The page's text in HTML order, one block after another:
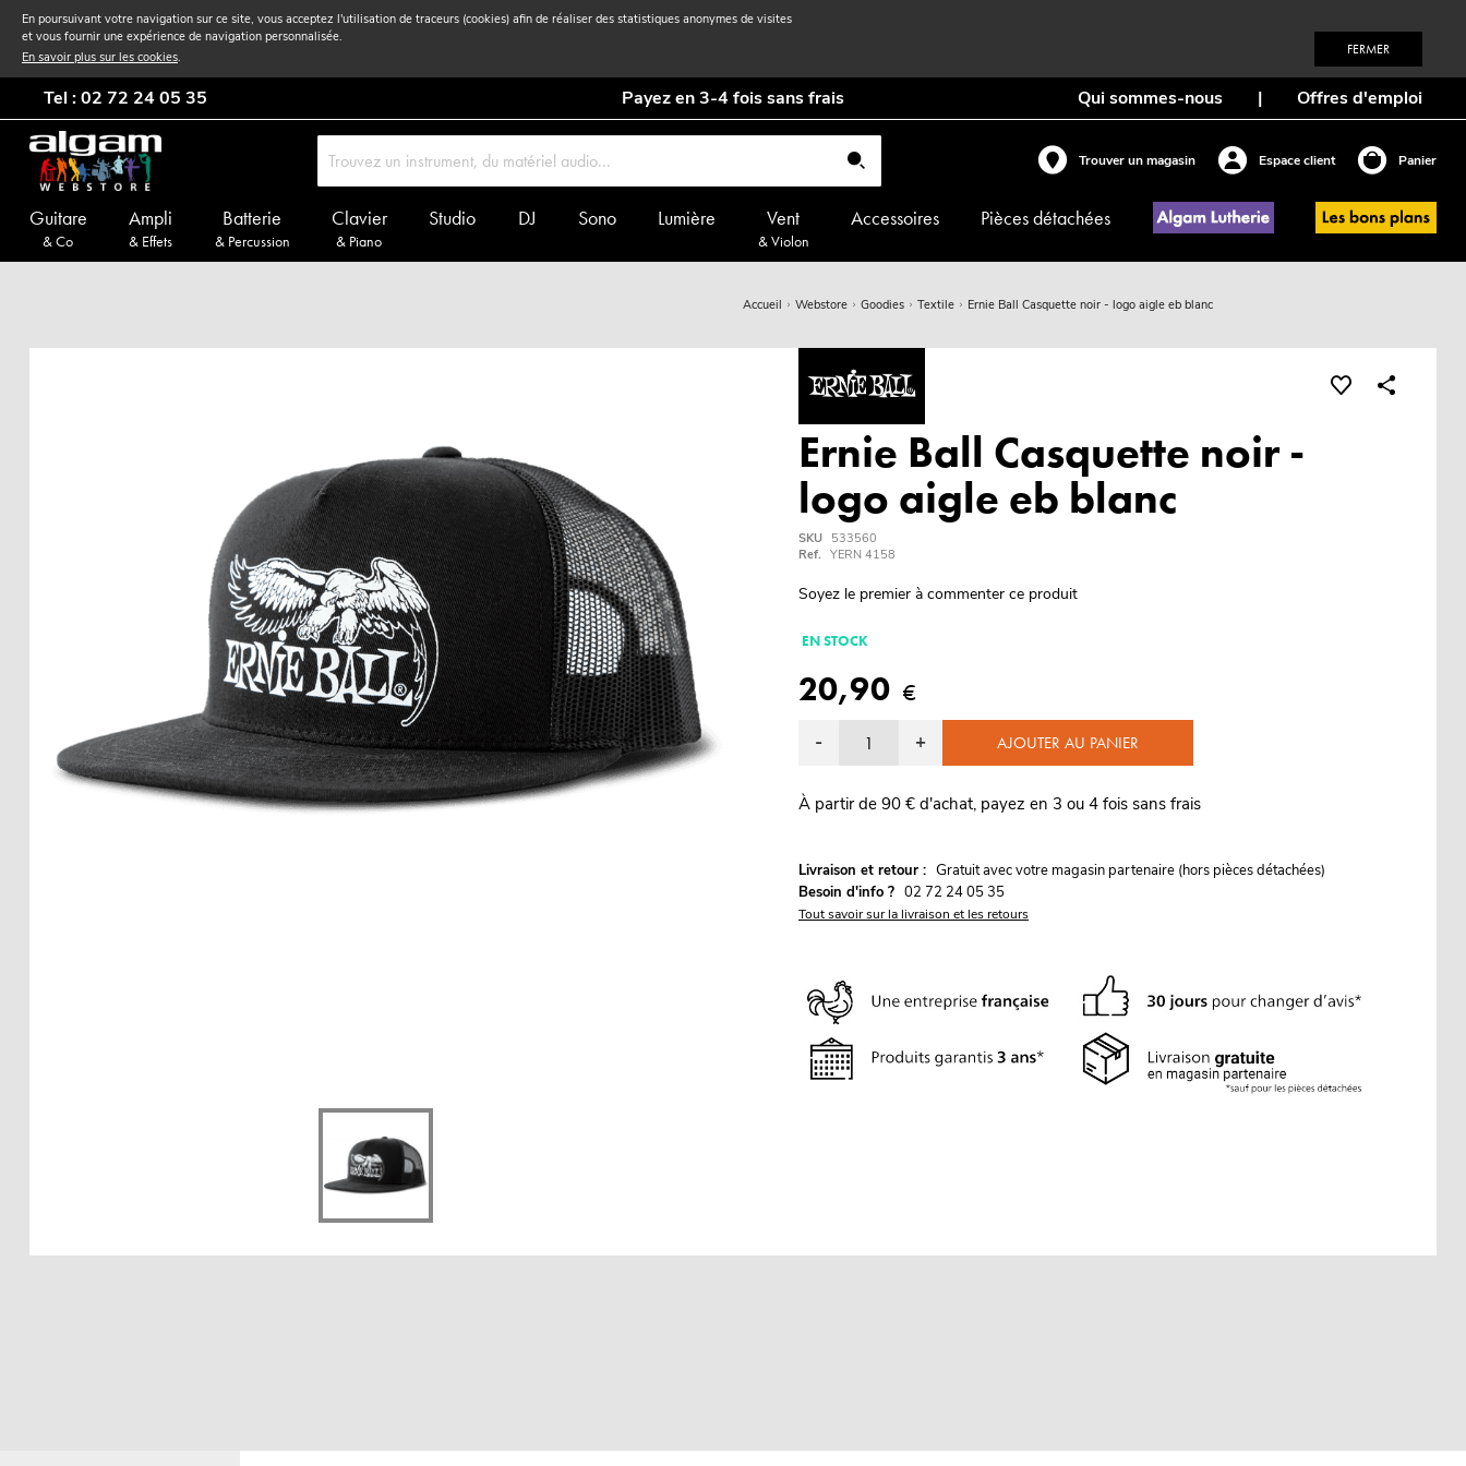
En poursuivant votre navigation sur ce site, vous acceptez l'utilisation de traceurs (cookies) afin de réaliser des statistiques anonymes de visites
et vous fournir une expérience de navigation personnalisée.
En savoir plus sur les cookies. FERMER
Tel : 02 72 24 05 35 Payez en 3-4 fois sans frais Qui sommes-nous | Offres d'emploi
Trouver un magasin Espace client Panier
Guitare
& Co
Ampli
& Effets
Batterie
& Percussion
Clavier
& Piano
Studio DJ Sono Lumière Vent
& Violon
Accessoires Pièces détachées
Accueil Webstore Goodies Textile Ernie Ball Casquette noir - logo aigle eb blanc
Ernie Ball Casquette noir -
logo aigle eb blanc
SKU 533560
Ref. YERN 4158
Soyez le premier à commenter ce produit
EN STOCK
20,90 €
- + AJOUTER AU PANIER
À partir de 90 € d'achat, payez en 3 ou 4 fois sans frais
Livraison et retour : Gratuit avec votre magasin partenaire (hors pièces détachées)
Besoin d'info ? 02 72 24 05 35
Tout savoir sur la livraison et les retours